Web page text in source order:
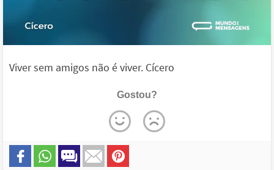
Viver sem amigos não é viver. Cícero
Gostou?